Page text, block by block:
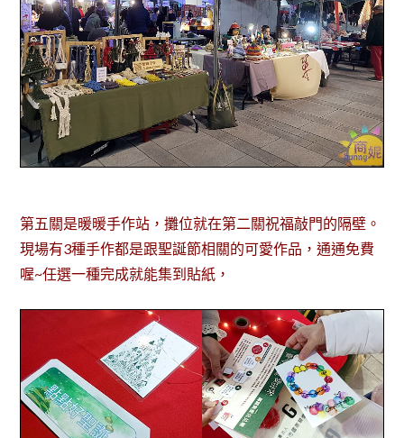
第五關是暖暖手作站，攤位就在第二關祝福敲門的隔壁。
現場有3種手作都是跟聖誕節相關的可愛作品，通通免費
喔~任選一種完成就能集到貼紙，